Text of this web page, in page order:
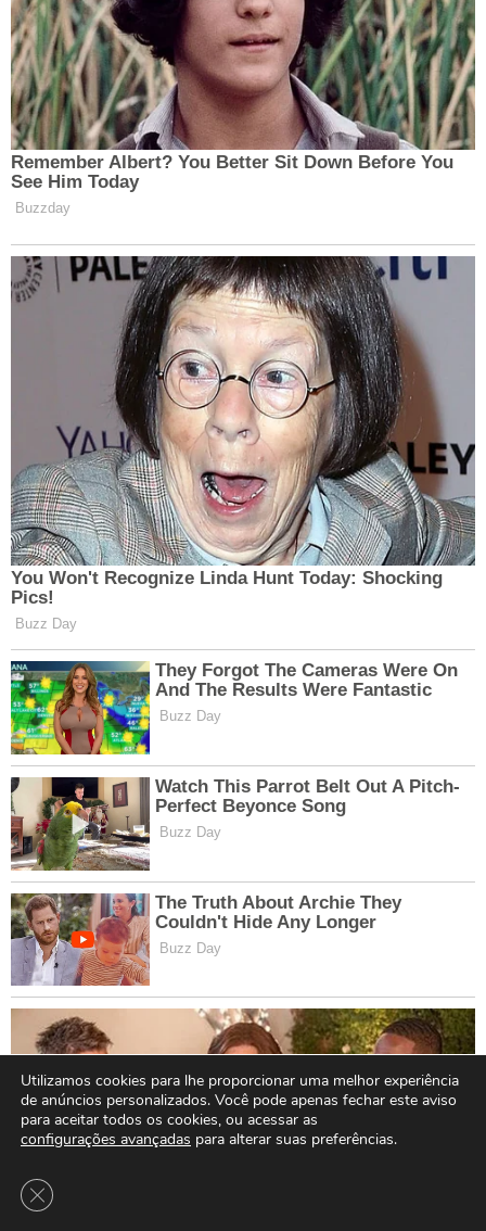
Utilizamos cookies para lhe proporcionar uma melhor experiência
de anúncios personalizados. Você pode apenas fechar este aviso
para aceitar todos os cookies, ou acessar as
configurações avançadas para alterar suas preferências.
Close GDPR Cookie Banner